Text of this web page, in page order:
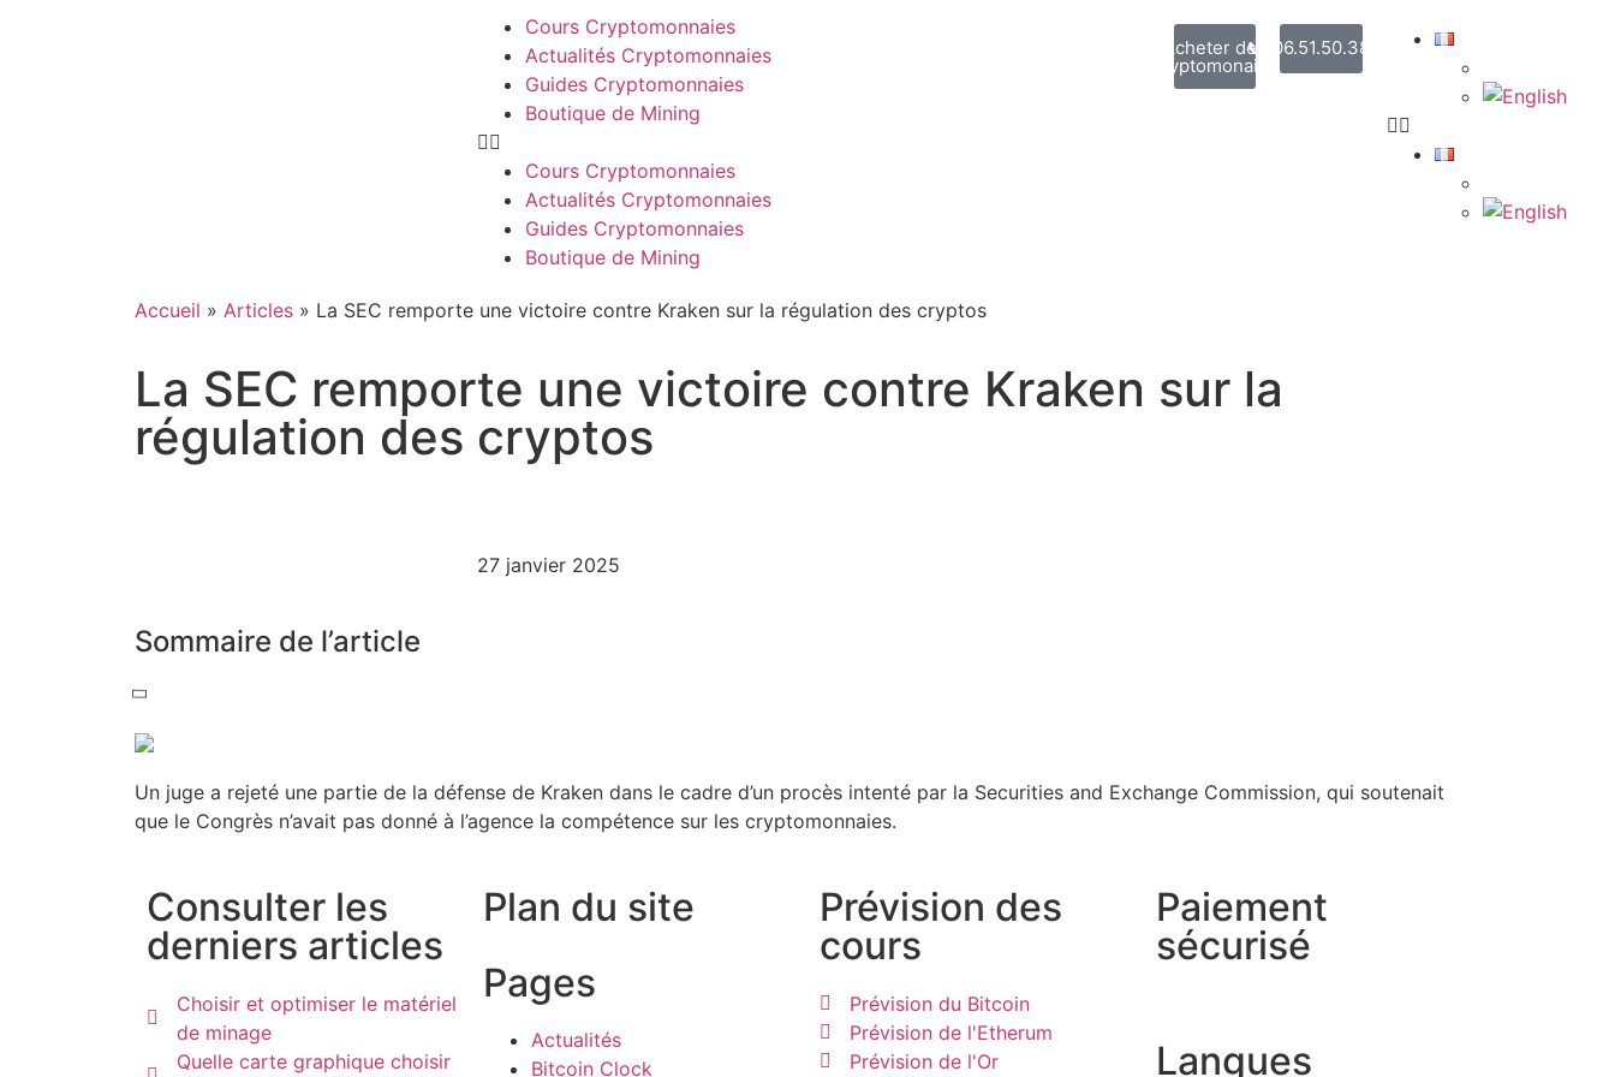
Cours Cryptomonnaies
Actualités Cryptomonnaies
Guides Cryptomonnaies
Boutique de Mining
Cours Cryptomonnaies
Actualités Cryptomonnaies
Guides Cryptomonnaies
Boutique de Mining
Acheter des
cryptomonaies
06.51.50.38.31
Accueil » Articles » La SEC remporte une victoire contre Kraken sur la régulation des cryptos
La SEC remporte une victoire contre Kraken sur la
régulation des cryptos
27 janvier 2025
Sommaire de l’article
Un juge a rejeté une partie de la défense de Kraken dans le cadre d’un procès intenté par la Securities and Exchange Commission, qui soutenait
que le Congrès n’avait pas donné à l’agence la compétence sur les cryptomonnaies.
Consulter les
derniers articles
Choisir et optimiser le matériel
de minage
Quelle carte graphique choisir
Plan du site
Pages
Actualités
Bitcoin Clock
Prévision des
cours
Prévision du Bitcoin
Prévision de l'Etherum
Prévision de l'Or
Paiement
sécurisé
Langues